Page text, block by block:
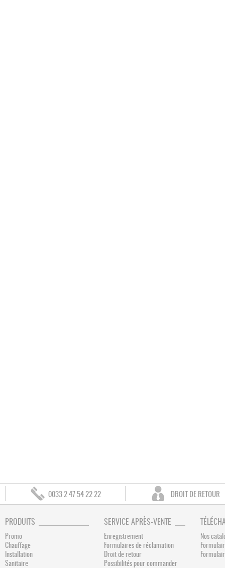
0033 2 47 54 22 22 DROIT DE RETOUR
PRODUITS
Promo
Chauffage
Installation
Sanitaire
SERVICE APRÈS-VENTE
Enregistrement
Formulaires de réclamation
Droit de retour
Possibilités pour commander
Nos